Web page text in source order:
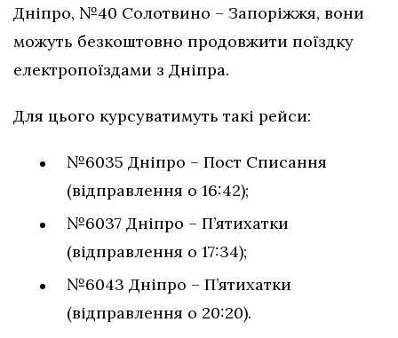
Дніпро, №40 Солотвино – Запоріжжя, вони
можуть безкоштовно продовжити поїздку
електропоїздами з Дніпра.
Для цього курсуватимуть такі рейси:
№6035 Дніпро – Пост Списання
(відправлення о 16:42);
№6037 Дніпро – П’ятихатки
(відправлення о 17:34);
№6043 Дніпро – П’ятихатки
(відправлення о 20:20).